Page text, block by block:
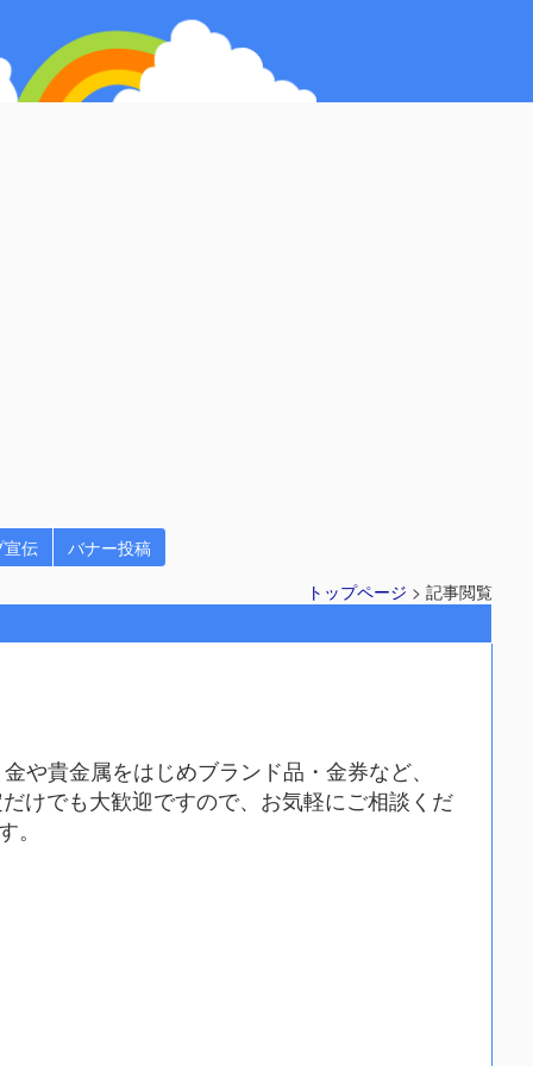
伝
バナー投稿
トップページ > 記事閲覧
や貴金属をはじめブランド品・金券など、
けでも大歓迎ですので、お気軽にご相談くだ